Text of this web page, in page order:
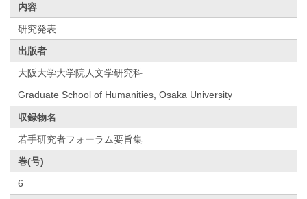
内容
研究発表
出版者
大阪大学大学院人文学研究科
Graduate School of Humanities, Osaka University
収録物名
若手研究者フォーラム要旨集
巻(号)
6